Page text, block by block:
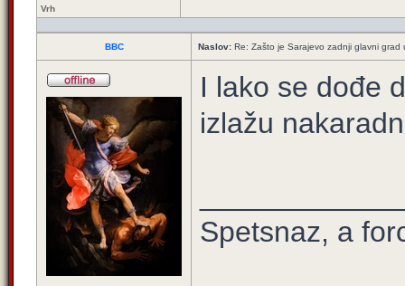
Vrh
BBC Naslov: Re: Zašto je Sarajevo zadnji glavni
I lako se dođe
izlažu
Spetsnaz, a